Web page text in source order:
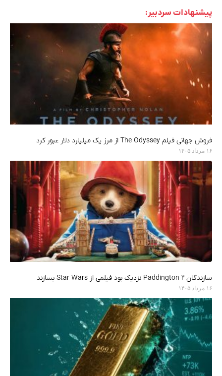
پیشنهادات سردبیر:
فروش جهانی فیلم The Odyssey از مرز یک میلیارد دلار عبور کرد
۱۶ مرداد ۱۴۰۵
سازندگان Paddington 2 نزدیک بود فیلمی از Star Wars بسازند
۱۶ مرداد ۱۴۰۵